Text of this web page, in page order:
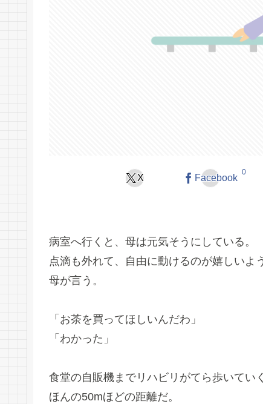
X Facebook
0
病室へ行くと、母は元気そうにしている。
点滴も外れて、自由に動けるのが嬉しいよ
母が言う。
「お茶を買ってほしいんだわ」
「わかった」
食堂の自販機までリハビリがてら歩いていく
ほんの50mほどの距離だ。